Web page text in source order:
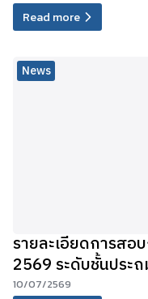
Read more
News
รายละเอียดการสอ
2569 ระดับชั้นประ
10/07/2569